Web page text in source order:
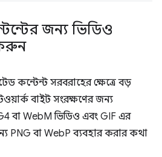
জন্য ভিডিও
কন্টেন্ট সরবরাহের ক্ষেত্রে বড়
বাইট সংরক্ষণের জন্য
বা WebM ভিডিও এবং GIF এর
PNG বা WebP ব্যবহার করার কথা